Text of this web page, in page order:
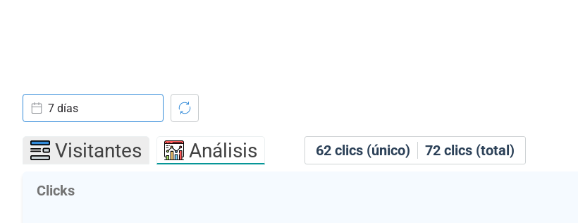
62 clics (único) 72 clics (total)
7 días
Visitantes Análisis
Clicks